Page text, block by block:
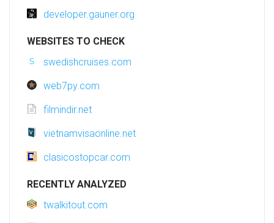
developer.gauner.org
WEBSITES TO CHECK
swedishcruises.com
web7py.com
filmindir.net
vietnamvisaonline.net
clasicostopcar.com
RECENTLY ANALYZED
twalkitout.com